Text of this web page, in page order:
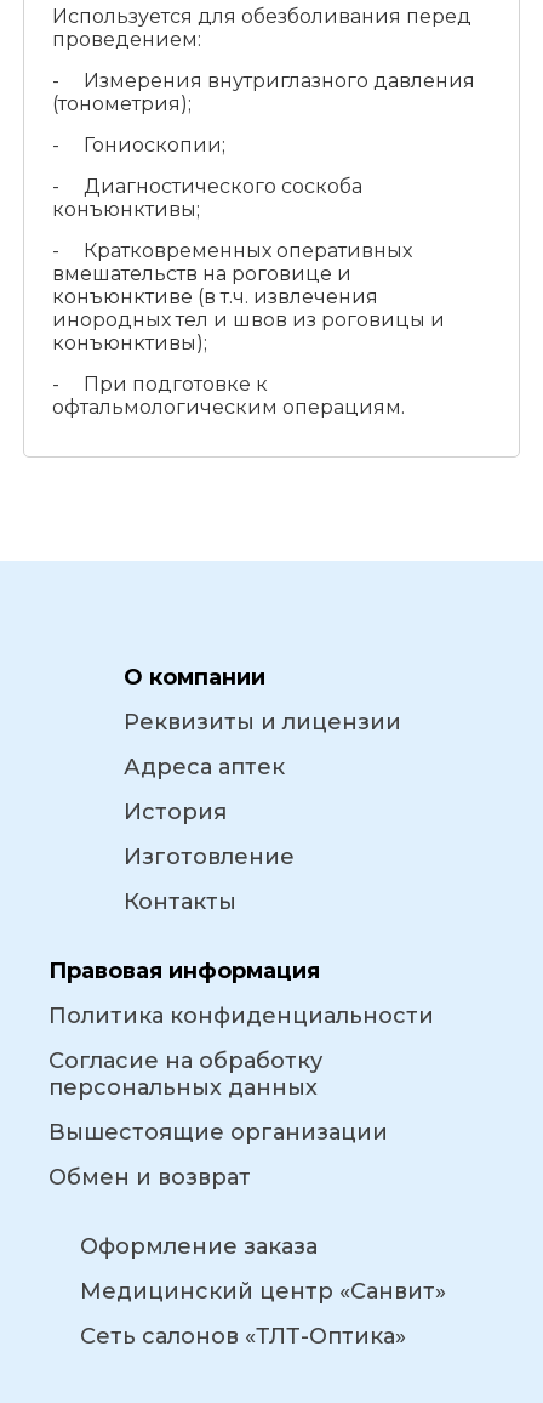
Используется для обезболивания перед
проведением:
- Измерения внутриглазного давления
(тонометрия);
- Гониоскопии;
- Диагностического соскоба
конъюнктивы;
- Кратковременных оперативных
вмешательств на роговице и
конъюнктиве (в т.ч. извлечения
инородных тел и швов из роговицы и
конъюнктивы);
- При подготовке к
офтальмологическим операциям.
О компании
Реквизиты и лицензии
Адреса аптек
История
Изготовление
Контакты
Правовая информация
Политика конфиденциальности
Согласие на обработку
персональных данных
Вышестоящие организации
Обмен и возврат
Оформление заказа
Медицинский центр «Санвит»
Сеть салонов «ТЛТ-Оптика»